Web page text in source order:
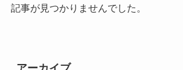
記事が見つかりませんでした。